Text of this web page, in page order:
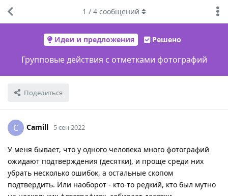
Идеи и предложения Решено
Групповые действия с отметками фотографий
Поделиться
1 / 4сообщений
C Camill 5 сен 2022
У меня бывает, что у одного человека много фотографий
ожидают подтверждения (десятки), и проще среди них
убрать несколько ошибок, а остальные скопом
подтвердить. Или наоборот - кто-то редкий, кто был мутно